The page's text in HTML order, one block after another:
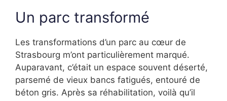
Un parc transformé
Les transformations d’un parc au cœur de
Strasbourg m’ont particulièrement marqué.
Auparavant, c’était un espace souvent déserté,
parsemé de vieux bancs fatigués, entouré de
béton gris. Après sa réhabilitation, voilà qu’il